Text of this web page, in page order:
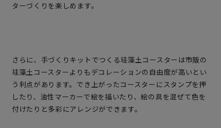
ターづくりを楽しめます。
さらに、手づくりキットでつくる珪藻土コースターは市販の
珪藻土コースターよりもデコレーションの自由度が高いとい
う利点があります。でき上がったコースターにスタンプを押
したり、油性マーカーで絵を描いたり、絵の具を混ぜて色を
付けたりと多彩にアレンジができます。